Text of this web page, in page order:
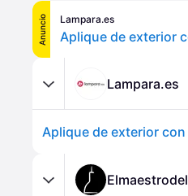
Anuncio Lampara.es
Lampara.es